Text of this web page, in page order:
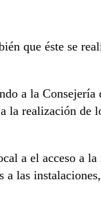
que éste se
a la Consejería
la realización de
a el acceso a
las